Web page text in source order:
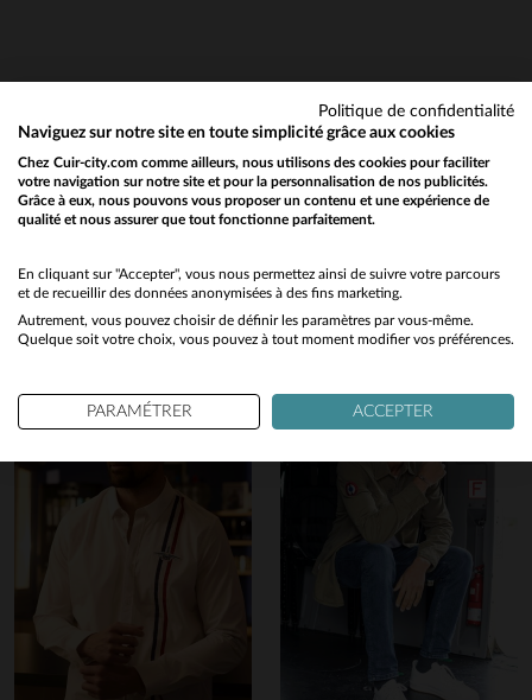
Vous aimerez également…
Découvrez ces produits similaires sélectionnés pour vous
Would you like to be redirected to our English site?
No
Yes
Politique de confidentialité
Naviguez sur notre site en toute simplicité grâce aux cookies
Chez Cuir-city.com comme ailleurs, nous utilisons des cookies pour faciliter
votre navigation sur notre site et pour la personnalisation de nos publicités.
Grâce à eux, nous pouvons vous proposer un contenu et une expérience de
qualité et nous assurer que tout fonctionne parfaitement.
En cliquant sur "Accepter", vous nous permettez ainsi de suivre votre parcours
et de recueillir des données anonymisées à des fins marketing.
Autrement, vous pouvez choisir de définir les paramètres par vous-même.
Quelque soit votre choix, vous pouvez à tout moment modifier vos préférences.
PARAMÉTRER ACCEPTER